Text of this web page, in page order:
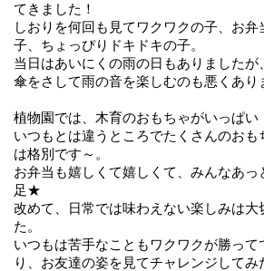
てきました！
しおりを何回も見てワクワクの子、お弁
子、ちょっぴりドキドキの子。
当日はあいにくの雨の日もありましたが
傘をさして雨の音を楽しむのも悪くあり
植物園では、木育のおもちゃがいっぱい
いつもとは違うところでたくさんのおも
は格別です～。
お弁当も嬉しくて嬉しくて、みんなあっ
足★
改めて、日常では味わえない楽しみは大
た。
いつもは苦手なこともワクワクが勝って
り、お友達の姿を見てチャレンジしてみ